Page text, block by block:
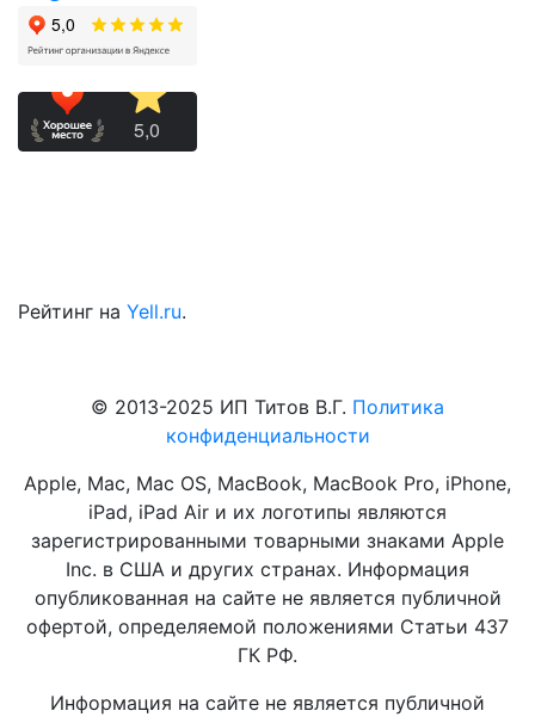
Рейтинг на Yell.ru.
© 2013-2025 ИП Титов В.Г. Политика
конфиденциальности
Apple, Mac, Mac OS, MacBook, MacBook Pro, iPhone,
iPad, iPad Air и их логотипы являются
зарегистрированными товарными знаками Apple
Inc. в США и других странах. Информация
опубликованная на сайте не является публичной
офертой, определяемой положениями Статьи 437
ГК РФ.
Информация на сайте не является публичной